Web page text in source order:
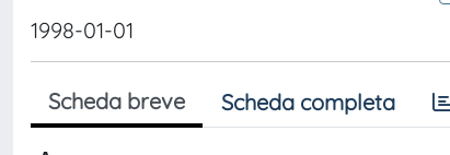
1998-01-01
Scheda breve Scheda completa